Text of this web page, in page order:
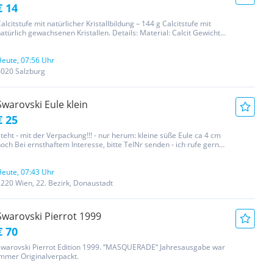
14
mit natürlicher Kristallbildung – 144 g Calcitstufe mit
gewachsenen Kristallen. Details: Material: Calcit Gewicht:
07:56 Uhr
Salzburg
Eule klein
25
- mit der Verpackung!!! - nur herum: kleine süße Eule ca 4 cm
Bei ernsthaftem Interesse, bitte TelNr senden - ich rufe gerne
07:43 Uhr
Wien, 22. Bezirk, Donaustadt
Pierrot 1999
70
Pierrot Edition 1999. “MASQUERADE“ Jahresausgabe war
Originalverpackt.